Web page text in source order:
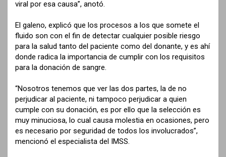
viral por esa causa”, anotó.
El galeno, explicó que los procesos a los que somete el
fluido son con el fin de detectar cualquier posible riesgo
para la salud tanto del paciente como del donante, y es ahí
donde radica la importancia de cumplir con los requisitos
para la donación de sangre.
“Nosotros tenemos que ver las dos partes, la de no
perjudicar al paciente, ni tampoco perjudicar a quien
cumple con su donación, es por ello que la selección es
muy minuciosa, lo cual causa molestia en ocasiones, pero
es necesario por seguridad de todos los involucrados”,
mencionó el especialista del IMSS.